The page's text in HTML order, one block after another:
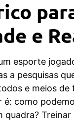
e
esporte
a pesquisas
e meios
é: como
quadra?